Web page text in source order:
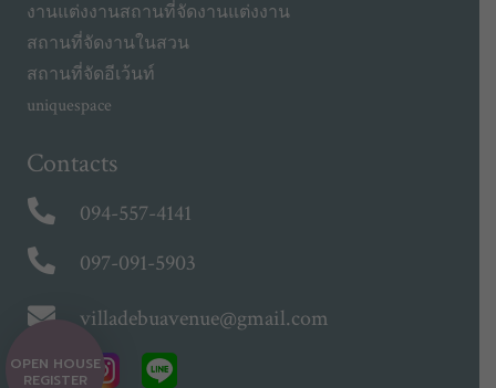
งานแต่งงานสถานที่จัดงานแต่งงาน
สถานที่จัดงานในสวน
สถานที่จัดอีเว้นท์
uniquespace
Contacts
094-557-4141
097-091-5903
villadebuavenue@gmail.com
OPEN HOUSE
REGISTER